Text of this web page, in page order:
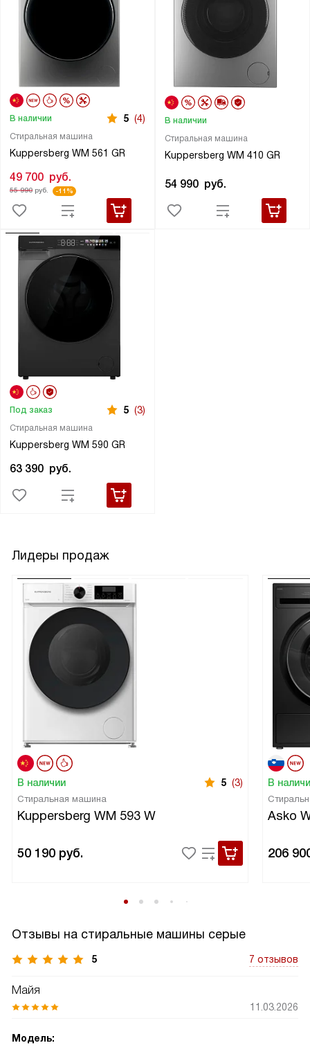
Стиральная машина
Kuppersberg WM 561 GR
В наличии 5 (4)
49 700 руб.
55 990руб. -11%
Стиральная машина
Kuppersberg WM 410 GR
В наличии
54 990 руб.
Стиральная машина
Kuppersberg WM 590 GR
Под заказ 5 (3)
63 390 руб.
Лидеры продаж
В наличии 5 (3)
Стиральная машина
Kuppersberg WM 593 W
50 190 руб.
В
Asko
206
Отзывы на стиральные машины серые
5 7 отзывов
Майя
11.03.2026
Модель: